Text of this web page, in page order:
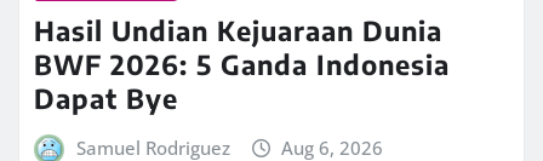
Hasil Undian Kejuaraan Dunia
BWF 2026: 5 Ganda Indonesia
Dapat Bye
Samuel Rodriguez Aug 6, 2026